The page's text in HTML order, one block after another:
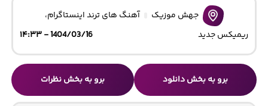
جهش موزیک آهنگ های ترند اینستاگرام،
ریمیکس جدید
1404/03/16 - ۱۴:۳۳
برو به بخش دانلود برو به بخش نظرات